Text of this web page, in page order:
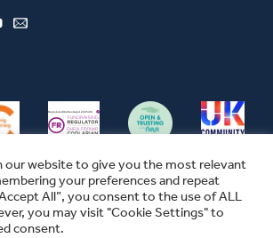
RESERVED
our website to give you the most relevant
your preferences and repeat
All”, you consent to the use of ALL
you may visit "Cookie Settings" to
consent.